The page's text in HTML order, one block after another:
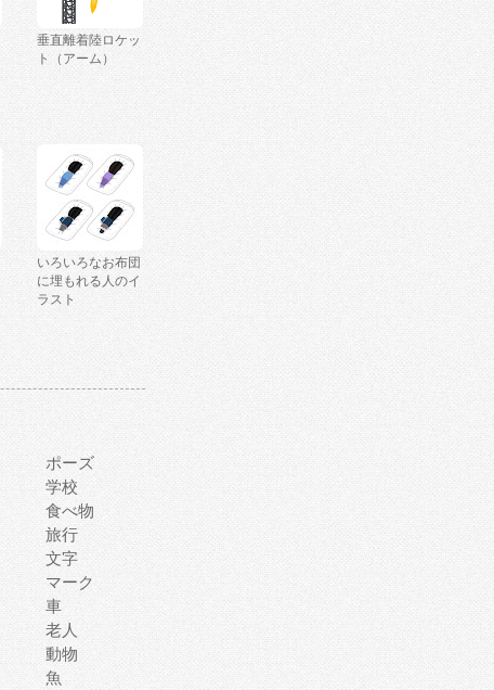
垂直離着陸ロケッ
ト（アーム）
いろいろなお布団
に埋もれる人のイ
ラスト
ポーズ
学校
食べ物
旅行
文字
マーク
車
老人
動物
魚